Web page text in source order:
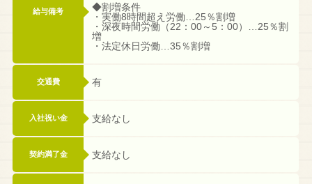
給与備考
◆割増条件
・実働8時間超え労働…25％割増
・深夜時間労働（22：00～5：00）…25％割
増
・法定休日労働…35％割増
交通費 有
入社祝い金 支給なし
契約満了金 支給なし